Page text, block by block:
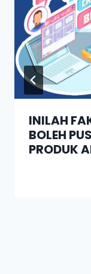
INILAH
BOLEH
PRODUK